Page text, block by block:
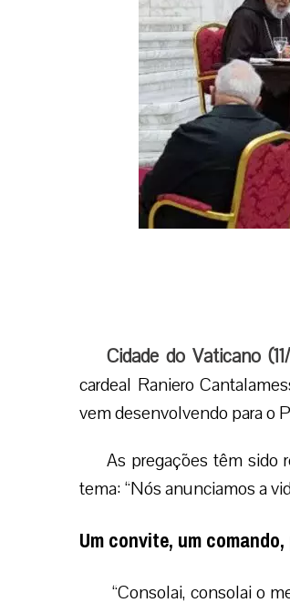
Cidade do Vaticano
cardeal Raniero
vem desenvolvendo para o
As pregações têm sido
tema: “Nós anunciamos a
Um convite, um
“Consolai, consolai o